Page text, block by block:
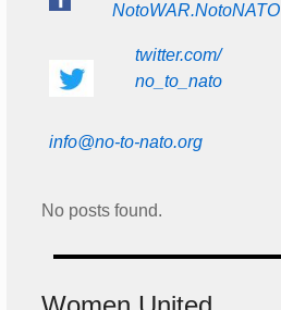
NotoWAR.NotoNATO
twitter.com/
no_to_nato
info@no-to-nato.org
No posts found.